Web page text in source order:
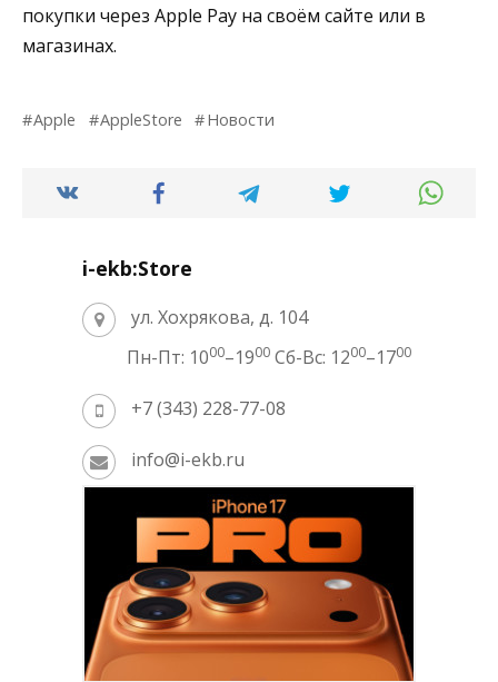
покупки через Apple Pay на своём сайте или в
магазинах.
Apple AppleStore Новости
i-ekb:Store
ул. Хохрякова, д. 104
Пн-Пт: 1000–1900 Сб-Вс: 1200–1700
+7 (343) 228-77-08
info@i-ekb.ru